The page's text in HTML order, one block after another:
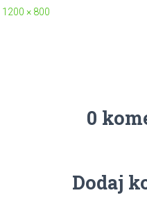
1200 × 800
0
Dodaj